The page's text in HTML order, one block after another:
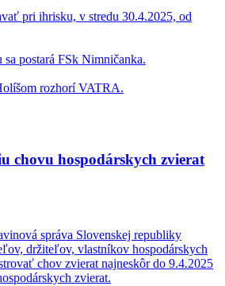
pri ihrisku, v stredu 30.4.2025, od
sa postará FSk Nimničanka.
rozhorí VATRA.
chovu hospodárskych zvierat
správa Slovenskej republiky
držiteľov, vlastníkov hospodárskych
chov zvierat najneskôr do 9.4.2025
zvierat.